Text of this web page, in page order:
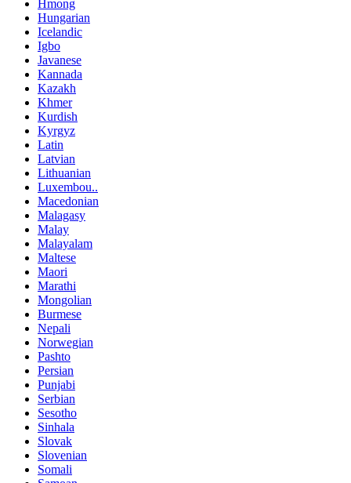
Hmong
Hungarian
Icelandic
Igbo
Javanese
Kannada
Kazakh
Khmer
Kurdish
Kyrgyz
Latin
Latvian
Lithuanian
Luxembou..
Macedonian
Malagasy
Malay
Malayalam
Maltese
Maori
Marathi
Mongolian
Burmese
Nepali
Norwegian
Pashto
Persian
Punjabi
Serbian
Sesotho
Sinhala
Slovak
Slovenian
Somali